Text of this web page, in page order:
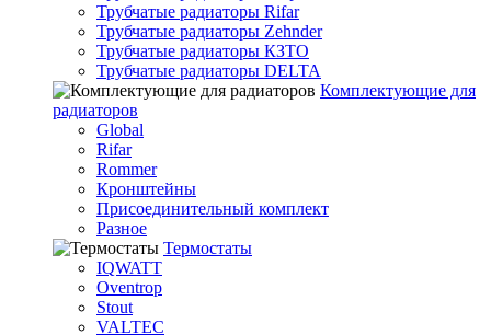
Трубчатые радиаторы Rifar
Трубчатые радиаторы Zehnder
Трубчатые радиаторы КЗТО
Трубчатые радиаторы DELTA
Комплектующие для
радиаторов
Global
Rifar
Rommer
Кронштейны
Присоединительный комплект
Разное
Термостаты
IQWATT
Oventrop
Stout
VALTEC